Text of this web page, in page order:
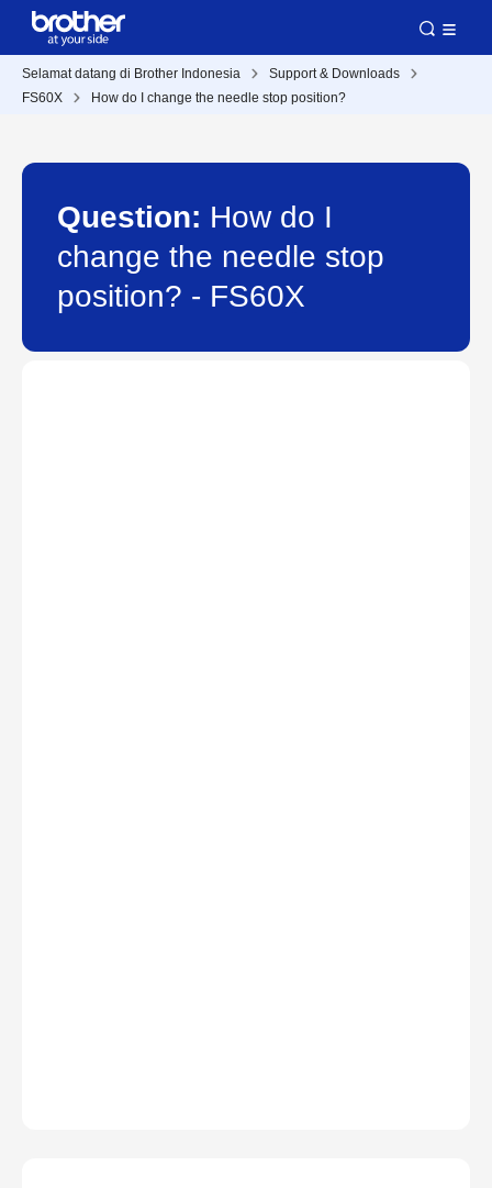
Selamat datang di Brother Indonesia
Support & Downloads
FS60X
How do I change the needle stop position?
Question: How do I
change the needle stop
position? - FS60X